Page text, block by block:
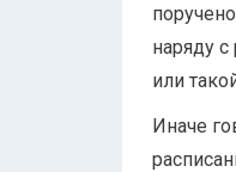
наряду
или
Иначе